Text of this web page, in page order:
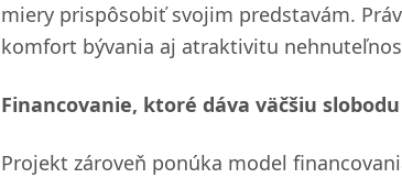
miery prispôsobiť svojim predstavám.
komfort bývania aj atraktivitu
Financovanie, ktoré dáva väčšiu slobodu
Projekt zároveň ponúka model